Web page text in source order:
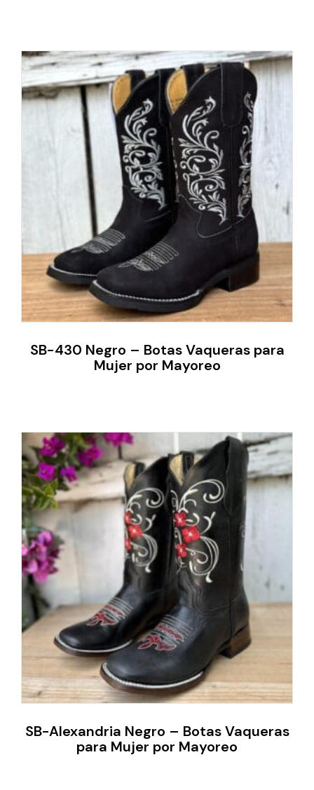
SB-430 Negro – Botas Vaqueras para
Mujer por Mayoreo
SB-Alexandria Negro – Botas Vaqueras
para Mujer por Mayoreo